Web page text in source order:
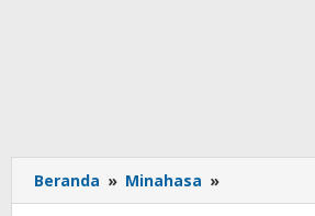
Beranda » Minahasa »
Minahasa